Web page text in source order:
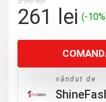
Prețul
a
fost:
290 lei.
261 lei (-
vândut de